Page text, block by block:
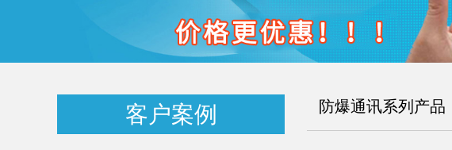
客户案例 防爆通讯系列产品